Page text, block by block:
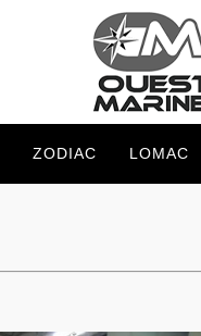
ZODIAC LOMAC